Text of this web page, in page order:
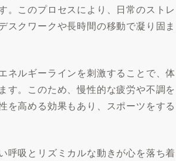
。このプロセスにより、日常のストレ
クワークや長時間の移動で凝り固ま
ネルギーラインを刺激することで、体
す。このため、慢性的な疲労や不調を
を高める効果もあり、スポーツをする
呼吸とリズミカルな動きが心を落ち着